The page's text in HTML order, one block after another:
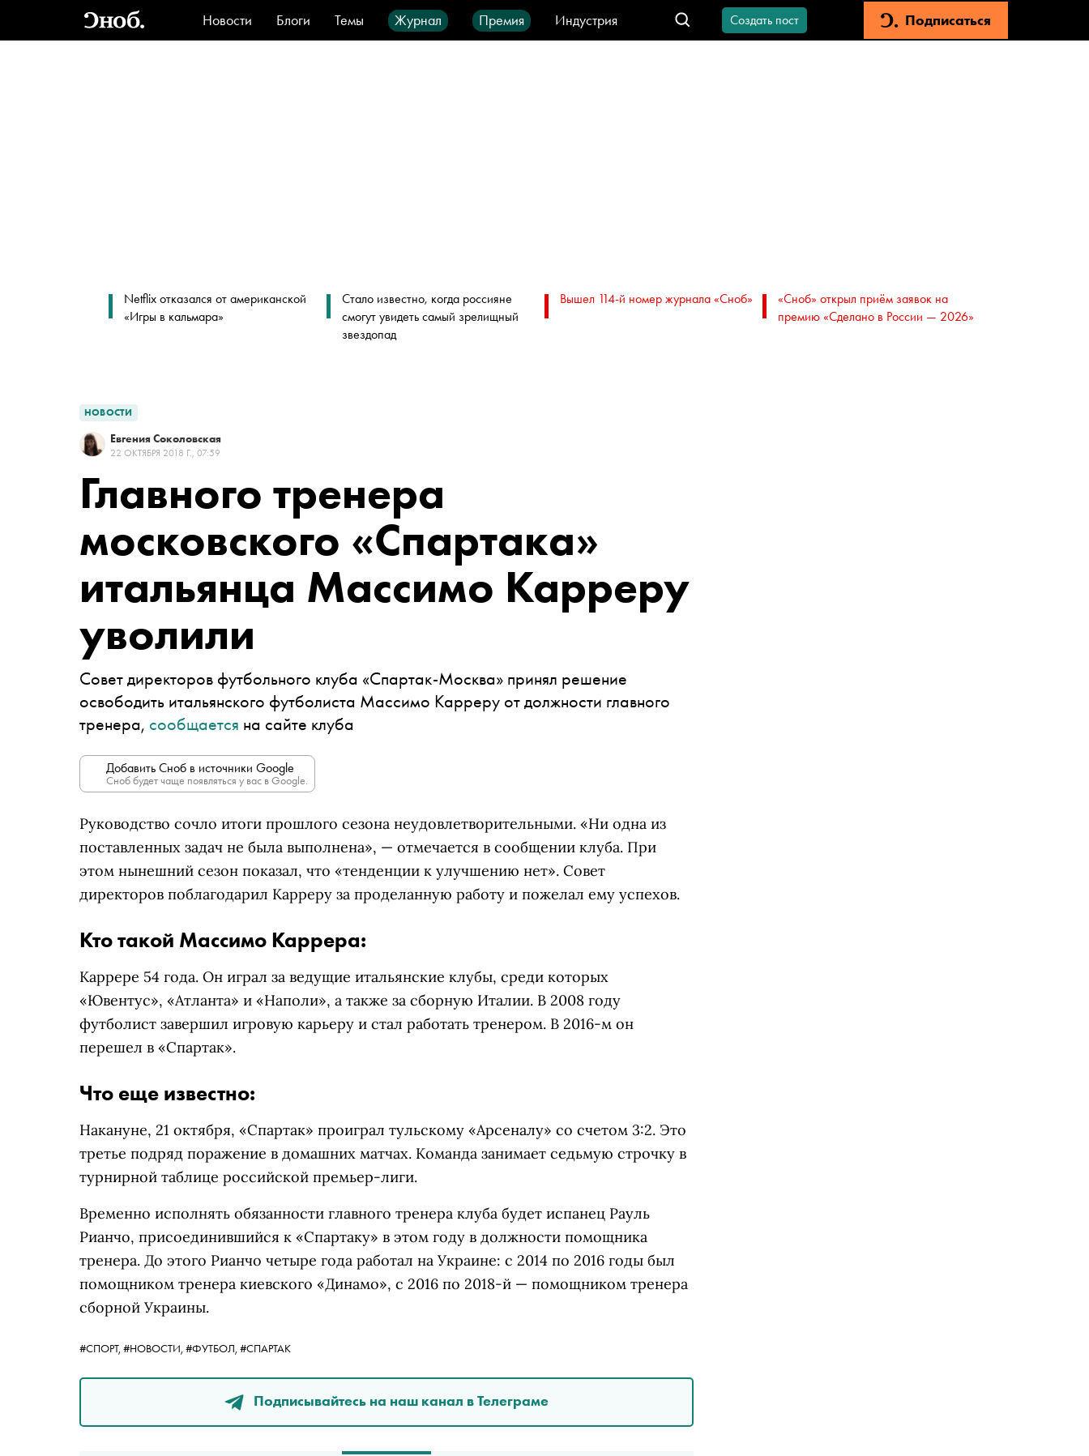
Новости Блоги Темы Журнал Премия
Индустрия
Стиль
Видео Город IT-продукты
Создать пост Подписаться
Netflix отказался от американской
«Игры в кальмара»
Стало известно, когда россияне
смогут увидеть самый зрелищный
звездопад
Вышел 114-й номер журнала «Сноб»
«Сноб» открыл приём заявок на
премию «Сделано в России — 2026»
НОВОСТИ
Евгения Соколовская
22 ОКТЯБРЯ 2018 Г., 07:59
Главного тренера
московского «Спартака»
итальянца Массимо Карреру
уволили
Совет директоров футбольного клуба «Спартак-Москва» принял решение
освободить итальянского футболиста Массимо Карреру от должности главного
тренера, сообщается на сайте клуба
Добавить Сноб в источники Google
Сноб будет чаще появляться у вас в Google.
Руководство сочло итоги прошлого сезона неудовлетворительными. «Ни одна из
поставленных задач не была выполнена», — отмечается в сообщении клуба. При
этом нынешний сезон показал, что «тенденции к улучшению нет». Совет
директоров поблагодарил Карреру за проделанную работу и пожелал ему успехов.
Кто такой Массимо Каррера:
Каррере 54 года. Он играл за ведущие итальянские клубы, среди которых
«Ювентус», «Атланта» и «Наполи», а также за сборную Италии. В 2008 году
футболист завершил игровую карьеру и стал работать тренером. В 2016-м он
перешел в «Спартак».
Что еще известно:
Накануне, 21 октября, «Спартак» проиграл тульскому «Арсеналу» со счетом 3:2. Это
третье подряд поражение в домашних матчах. Команда занимает седьмую строчку в
турнирной таблице российской премьер-лиги.
Временно исполнять обязанности главного тренера клуба будет испанец Рауль
Рианчо, присоединившийся к «Спартаку» в этом году в должности помощника
тренера. До этого Рианчо четыре года работал на Украине: с 2014 по 2016 годы был
помощником тренера киевского «Динамо», с 2016 по 2018-й — помощником тренера
сборной Украины.
#СПОРТ, #НОВОСТИ, #ФУТБОЛ, #СПАРТАК
Подписывайтесь на наш канал в Телеграме